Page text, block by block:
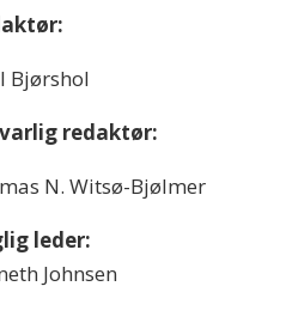
Bjørshol
redaktør:
N. Witsø-Bjølmer
leder:
Johnsen